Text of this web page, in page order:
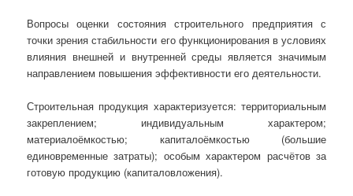
Вопросы оценки состояния строительного предприятия с
точки зрения стабильности его функционирования в условиях
влияния внешней и внутренней среды является значимым
направлением повышения эффективности его деятельности.
Строительная продукция характеризуется: территориальным
закреплением; индивидуальным характером;
материалоёмкостью; капиталоёмкостью (большие
единовременные затраты); особым характером расчётов за
готовую продукцию (капиталовложения).